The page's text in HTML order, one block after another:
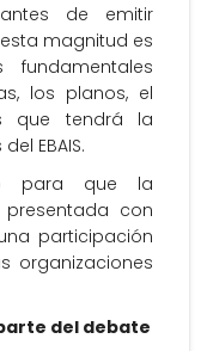
de emitir
magnitud es
los planos, el
que tendrá la
EBAIS.
para que la
con
participación
organizaciones
del debate